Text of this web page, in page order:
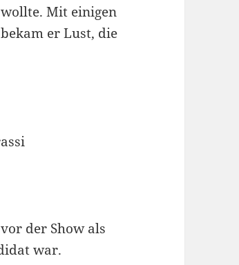
Mit einigen
er Lust, die
der Show als
war.